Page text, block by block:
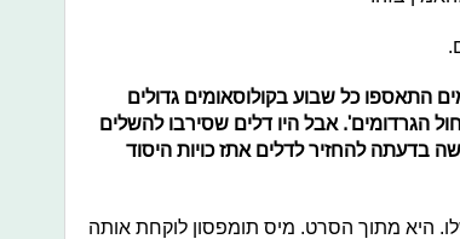
כל שבוע בקולוסאומים גדולים
הגרדומים'. אבל היו דלים שסירבו להשלים
בדעתה להחזיר לדלים אתז כויות היסוד
היא מתוך הסרט. מיס תומפסון לוקחת אותה